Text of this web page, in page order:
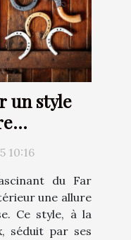
un style
?
10:16
du Far
une allure
Ce style, à la
séduit par ses